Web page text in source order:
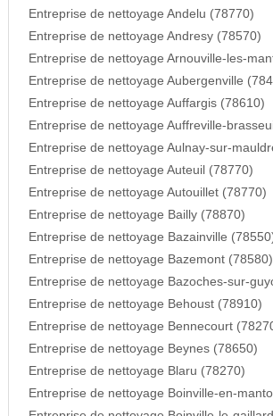
Entreprise de nettoyage Andelu (78770)
Entreprise de nettoyage Andresy (78570)
Entreprise de nettoyage Arnouville-les-
Entreprise de nettoyage Aubergenville
Entreprise de nettoyage Auffargis (78610)
Entreprise de nettoyage Auffreville-
Entreprise de nettoyage Aulnay-sur-
Entreprise de nettoyage Auteuil (78770)
Entreprise de nettoyage Autouillet (78770)
Entreprise de nettoyage Bailly (78870)
Entreprise de nettoyage Bazainville
Entreprise de nettoyage Bazemont (78580)
Entreprise de nettoyage Bazoches-sur-
Entreprise de nettoyage Behoust (78910)
Entreprise de nettoyage Bennecourt
Entreprise de nettoyage Beynes (78650)
Entreprise de nettoyage Blaru (78270)
Entreprise de nettoyage Boinville-en-